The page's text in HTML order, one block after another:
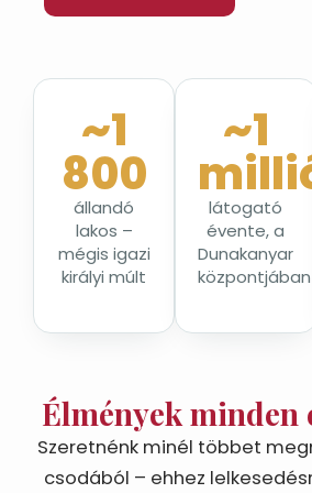
~1
800
állandó
lakos –
mégis igazi
királyi múlt
~1
látogató
évente, a
Dunakanyar
központjában
Élmények minden
Szeretnénk minél többet
csodából – ehhez